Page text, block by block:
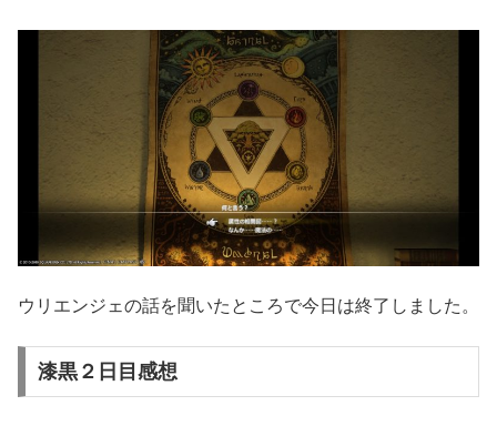
ウリエンジェの話を聞いたところで今日は終了しました。
漆黒２日目感想